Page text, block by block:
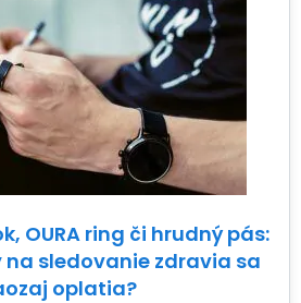
OURA ring či hrudný pás:
sledovanie zdravia sa
oplatia?